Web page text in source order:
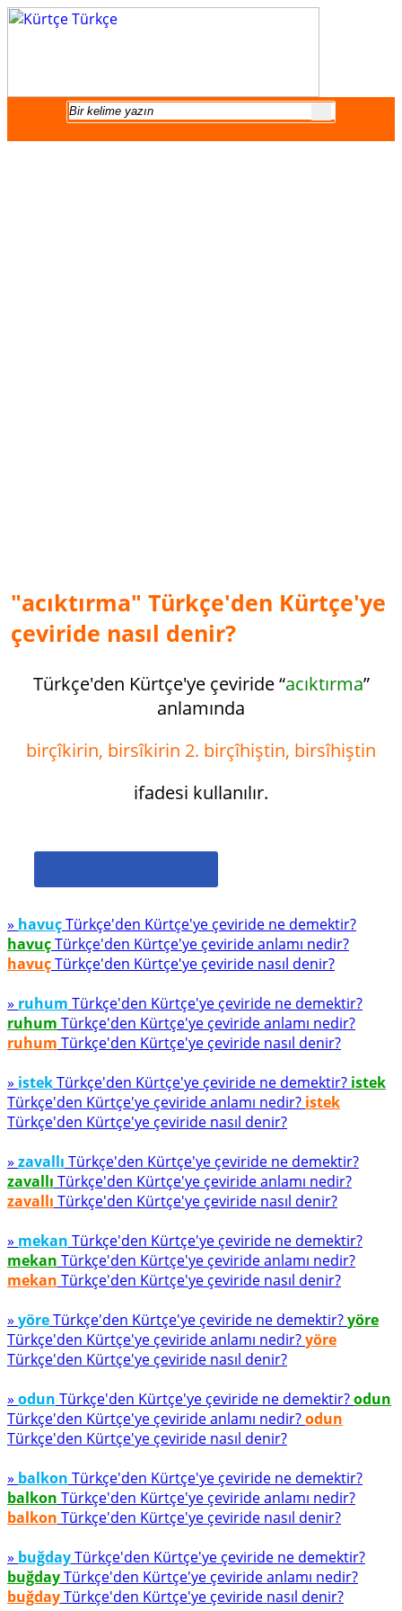
"acıktırma" Türkçe'den Kürtçe'ye
çeviride nasıl denir?
Türkçe'den Kürtçe'ye çeviride “acıktırma”
anlamında
birçîkirin, birsîkirin 2. birçîhiştin, birsîhiştin
ifadesi kullanılır.
» havuçTürkçe'den Kürtçe'ye çeviride ne demektir?
havuçTürkçe'den Kürtçe'ye çeviride anlamı nedir?
havuçTürkçe'den Kürtçe'ye çeviride nasıl denir?
» ruhum Türkçe'den Kürtçe'ye çeviride ne demektir?
ruhum Türkçe'den Kürtçe'ye çeviride anlamı nedir?
ruhum Türkçe'den Kürtçe'ye çeviride nasıl denir?
» istekTürkçe'den Kürtçe'ye çeviride ne demektir? istek
Türkçe'den Kürtçe'ye çeviride anlamı nedir? istek
Türkçe'den Kürtçe'ye çeviride nasıl denir?
» zavallı Türkçe'den Kürtçe'ye çeviride ne demektir?
zavallı Türkçe'den Kürtçe'ye çeviride anlamı nedir?
zavallı Türkçe'den Kürtçe'ye çeviride nasıl denir?
» mekan Türkçe'den Kürtçe'ye çeviride ne demektir?
mekan Türkçe'den Kürtçe'ye çeviride anlamı nedir?
mekan Türkçe'den Kürtçe'ye çeviride nasıl denir?
» yöreTürkçe'den Kürtçe'ye çeviride ne demektir?yöre
Türkçe'den Kürtçe'ye çeviride anlamı nedir?yöre
Türkçe'den Kürtçe'ye çeviride nasıl denir?
» odun Türkçe'den Kürtçe'ye çeviride ne demektir?odun
Türkçe'den Kürtçe'ye çeviride anlamı nedir?odun
Türkçe'den Kürtçe'ye çeviride nasıl denir?
» balkon Türkçe'den Kürtçe'ye çeviride ne demektir?
balkon Türkçe'den Kürtçe'ye çeviride anlamı nedir?
balkon Türkçe'den Kürtçe'ye çeviride nasıl denir?
» buğdayTürkçe'den Kürtçe'ye çeviride ne demektir?
buğdayTürkçe'den Kürtçe'ye çeviride anlamı nedir?
buğdayTürkçe'den Kürtçe'ye çeviride nasıl denir?